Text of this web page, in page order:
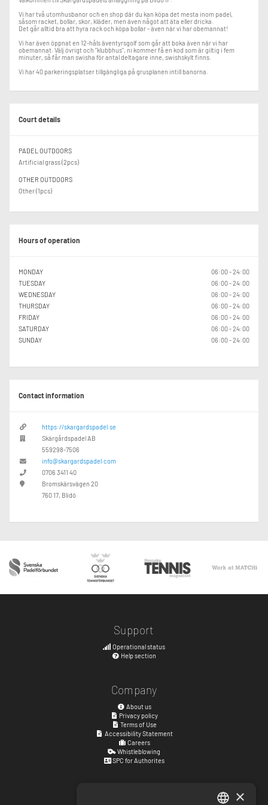
Vi har två utomhusbanor och en shop där du kan köpa det mesta inom padel,
såsom racket, bollar, skor, kläder, men även något att äta eller dricka.
Det går alltid bra att hyra rack och köpa bollar - även när vi har obemannat!
Vi har även öppnat en 12-håls äventyrsgolf som går att boka även när vi har
obemannat. Välj övrigt och "klubbhus", ni kommer få en kod som är giltig i fem
minuter, så får man swisha för antal deltagare inne, swishskylt finns.
Vi har 40 parkeringsplatser tillgängliga på grusplanen intill banorna.
Court details
PADEL OUTDOORS
Artificial grass (2pcs)
OTHER OUTDOORS
Other (1pcs)
Hours of operation
MONDAY
06:00 - 24:00
TUESDAY
06:00 - 24:00
WEDNESDAY
06:00 - 24:00
THURSDAY
06:00 - 24:00
FRIDAY
06:00 - 24:00
SATURDAY
06:00 - 24:00
SUNDAY
06:00 - 24:00
Contact information
https://skargardspadel.se
Skärgårdspadel AB
559298-7506
info@skargardspadel.com
0706 3411 40
Bromskärsvägen 20
760 17, Blidö
Support
Operational status
Help section
Company
About us
Privacy policy
Terms of Use
Accessibility Statement
Careers
Whistleblowing
SPC for Authorites
×